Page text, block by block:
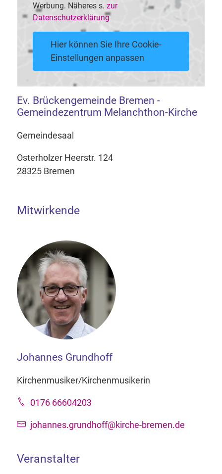
Werbung. Näheres s. zur
Datenschutzerklärung
Hier können Sie Ihre Cookie-
Einstellungen anpassen
Ev. Brückengemeinde Bremen -
Gemeindezentrum Melanchthon-Kirche
Gemeindesaal
Osterholzer Heerstr. 124
28325 Bremen
Mitwirkende
Johannes Grundhoff
Kirchenmusiker/Kirchenmusikerin
0176 66604203
johannes.grundhoff@kirche-bremen.de
Veranstalter